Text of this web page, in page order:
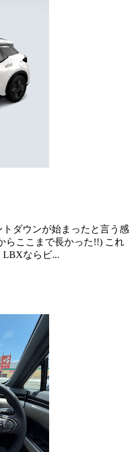
ダウンが始まったと言う感
らここまで長かった!!) これ
LBXならビ...